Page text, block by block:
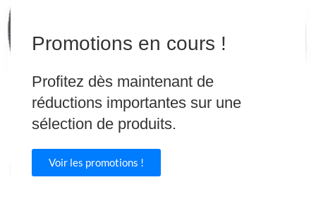
Promotions en cours !
Profitez dès maintenant de
réductions importantes sur une
sélection de produits.
Voir les promotions !
Agrandir